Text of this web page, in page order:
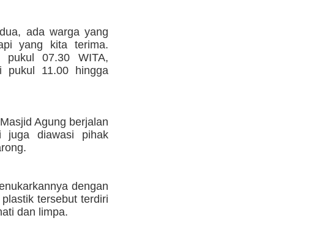
ada warga yang
yang kita terima.
pukul 07.30 WITA,
pukul 11.00 hingga
Agung berjalan
juga diawasi pihak
dengan
tersebut terdiri
dan limpa.